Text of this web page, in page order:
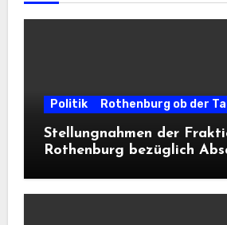
Politik Rothenburg ob der
Stellungnahmen der
Rothenburg bezüglich